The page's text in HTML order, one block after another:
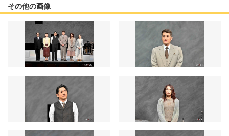
その他の画像